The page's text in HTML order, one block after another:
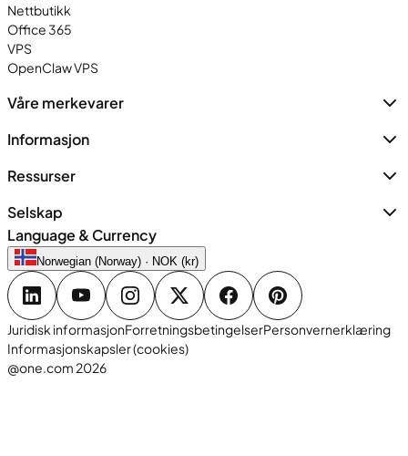
Nettbutikk
Office 365
VPS
OpenClaw VPS
Våre merkevarer
Informasjon
Ressurser
Selskap
Language & Currency
Norwegian (Norway) · NOK (kr)
Juridisk informasjonForretningsbetingelserPersonvernerklæring
Informasjonskapsler (cookies)
@one.com 2026